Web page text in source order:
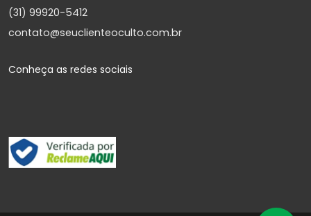
(31) 99920-5412
contato@seuclienteoculto.com.br
Conheça as redes sociais